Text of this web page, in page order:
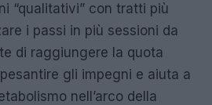
“qualitativi” con tratti più
i passi in più sessioni da
di raggiungere la quota
gli impegni e aiuta a
nell’arco della